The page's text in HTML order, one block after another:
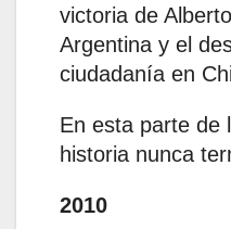
victoria de
Argentina y el
ciudadanía en
En esta parte de
historia nunca
2010